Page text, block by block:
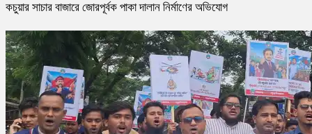
কচুয়ার সাচার বাজারে জোরপূর্বক পাকা দালান নির্মাণের অভিযোগ